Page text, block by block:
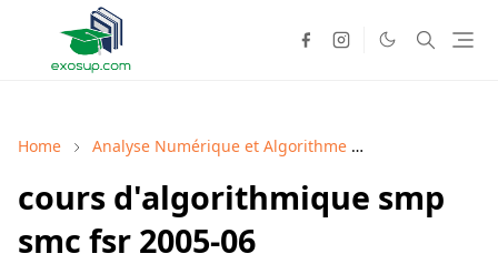
Home Analyse Numérique et Algorithme
cours d'algorithmique smp
smc fsr 2005-06